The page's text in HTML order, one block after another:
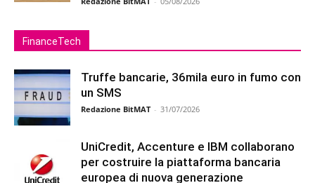
FinanceTech
Truffe bancarie, 36mila euro in fumo con
un SMS
Redazione BitMAT - 31/07/2026
UniCredit, Accenture e IBM collaborano
per costruire la piattaforma bancaria
europea di nuova generazione